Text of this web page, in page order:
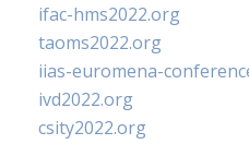
ifac-hms2022.org
taoms2022.org
iias-euromena-
ivd2022.org
csity2022.org